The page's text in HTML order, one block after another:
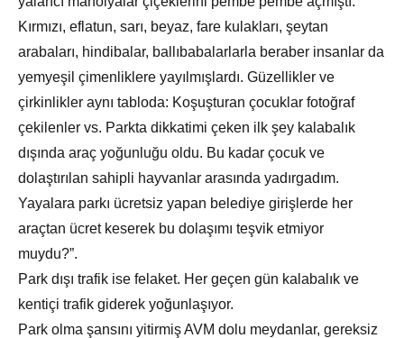
Kırmızı, eflatun, sarı, beyaz, fare kulakları, şeytan
arabaları, hindibalar, ballıbabalarlarla beraber insanlar da
yemyeşil çimenliklere yayılmışlardı. Güzellikler ve
çirkinlikler aynı tabloda: Koşuşturan çocuklar fotoğraf
çekilenler vs. Parkta dikkatimi çeken ilk şey kalabalık
dışında araç yoğunluğu oldu. Bu kadar çocuk ve
dolaştırılan sahipli hayvanlar arasında yadırgadım.
Yayalara parkı ücretsiz yapan belediye girişlerde her
araçtan ücret keserek bu dolaşımı teşvik etmiyor
muydu?”.
Park dışı trafik ise felaket. Her geçen gün kalabalık ve
kentiçi trafik giderek yoğunlaşıyor.
Park olma şansını yitirmiş AVM dolu meydanlar, gereksiz